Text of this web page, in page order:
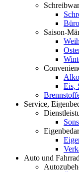
Saison-
Eis,
Service,
Auto und